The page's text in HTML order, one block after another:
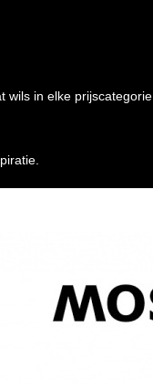
wils in elke prijscategorie.